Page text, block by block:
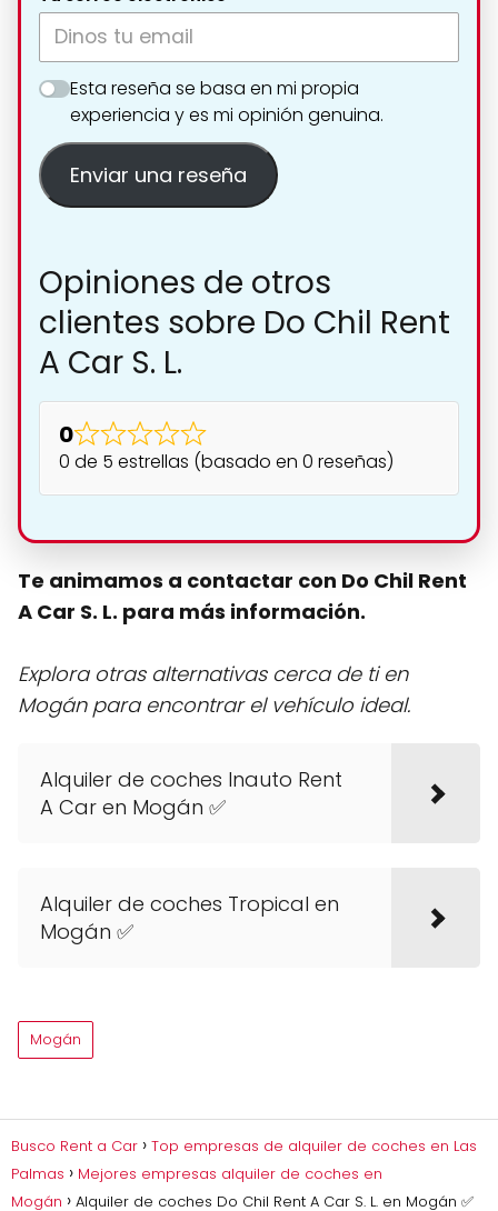
Esta reseña se basa en mi propia
experiencia y es mi opinión genuina.
Enviar una reseña
Opiniones de otros
clientes sobre Do Chil Rent
A Car S. L.
0
0 de 5 estrellas (basado en 0 reseñas)
Te animamos a contactar con Do Chil Rent
A Car S. L. para más información.
Explora otras alternativas cerca de ti en
Mogán para encontrar el vehículo ideal.
Alquiler de coches Inauto Rent
A Car en Mogán ✅
Alquiler de coches Tropical en
Mogán ✅
Mogán
Busco Rent a Car
Top empresas de alquiler de coches en Las
Palmas
Mejores empresas alquiler de coches en
Mogán
Alquiler de coches Do Chil Rent A Car S. L. en Mogán ✅